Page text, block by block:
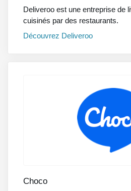
Deliveroo est une entreprise de
cuisinés par des restaurants.
Découvrez Deliveroo
Choco